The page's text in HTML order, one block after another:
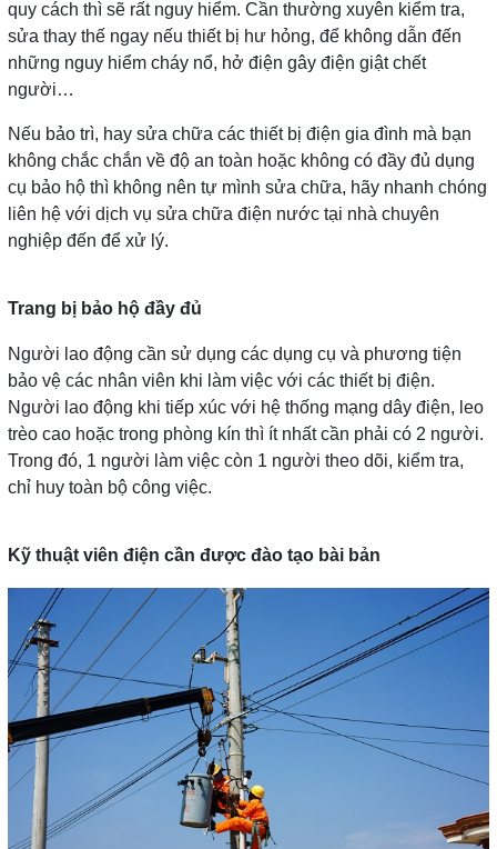
quy cách thì sẽ rất nguy hiểm. Cần thường xuyên kiểm tra,
sửa thay thế ngay nếu thiết bị hư hỏng, để không dẫn đến
những nguy hiểm cháy nổ, hở điện gây điện giật chết
người…
Nếu bảo trì, hay sửa chữa các thiết bị điện gia đình mà bạn
không chắc chắn về độ an toàn hoặc không có đầy đủ dụng
cụ bảo hộ thì không nên tự mình sửa chữa, hãy nhanh chóng
liên hệ với dịch vụ sửa chữa điện nước tại nhà chuyên
nghiệp đến để xử lý.
Trang bị bảo hộ đầy đủ
Người lao động cần sử dụng các dụng cụ và phương tiện
bảo vệ các nhân viên khi làm việc với các thiết bị điện.
Người lao động khi tiếp xúc với hệ thống mạng dây điện, leo
trèo cao hoặc trong phòng kín thì ít nhất cần phải có 2 người.
Trong đó, 1 người làm việc còn 1 người theo dõi, kiểm tra,
chỉ huy toàn bộ công việc.
Kỹ thuật viên điện cần được đào tạo bài bản